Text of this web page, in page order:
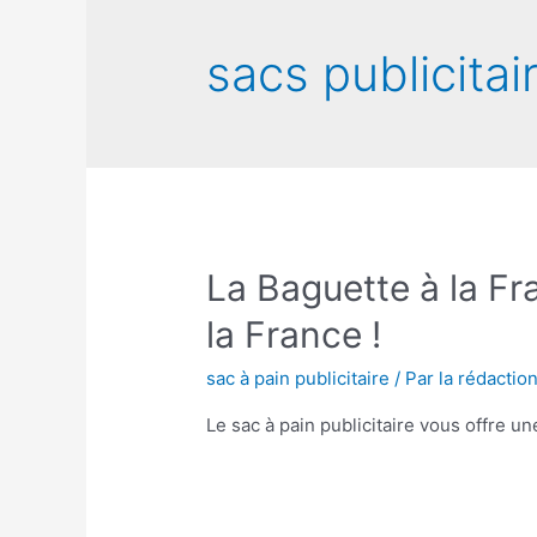
sacs
La Baguette à la
la France !
sac à pain publicitaire / Par la
Le sac à pain publicitaire vous offre